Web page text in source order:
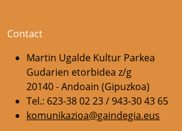
Contact
Martin Ugalde Kultur Parkea
Gudarien etorbidea z/g
20140 - Andoain (Gipuzkoa)
Tel.: 623-38 02 23 / 943-30 43 65
komunikazioa@gaindegia.eus